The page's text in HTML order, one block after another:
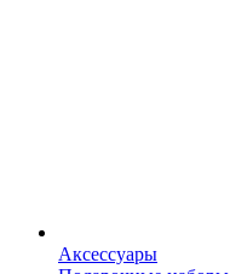
Аксессуары